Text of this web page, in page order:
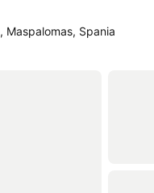
Maspalomas, Spania